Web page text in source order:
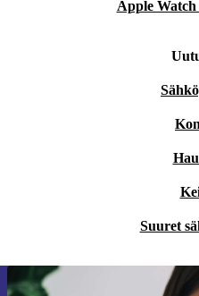
Apple
Suuret